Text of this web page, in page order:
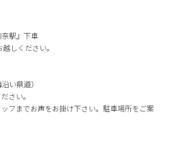
駅』下車
しください。
い県道）
さい。
フまでお声をお掛け下さい。駐車場所をご案